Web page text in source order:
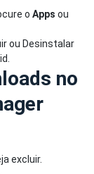
o Apps ou
ou Desinstalar
no
excluir.